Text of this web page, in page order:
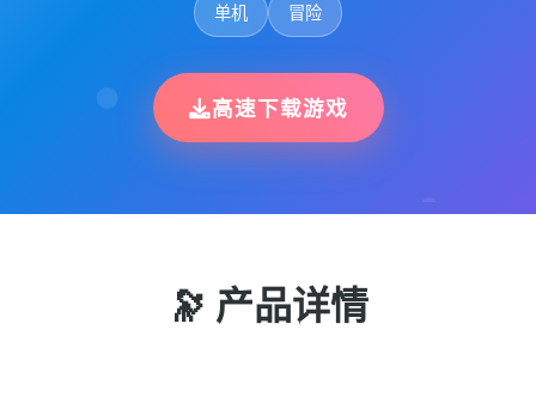
单机 冒险
高速下载游戏
🔭 产品详情